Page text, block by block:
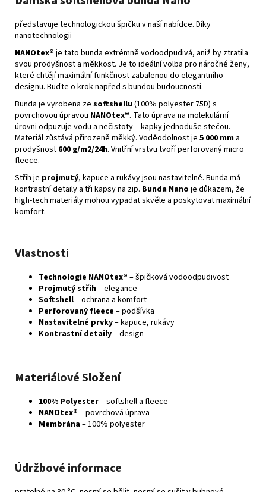
představuje technologickou špičku v naší nabídce. Díky
nanotechnologii
NANOtex® je tato bunda extrémně vodoodpudivá, aniž by ztratila
svou prodyšnost a měkkost. Je to ideální volba pro náročné ženy,
které chtějí maximální funkčnost zabalenou do elegantního
designu. Buďte o krok napřed s bundou budoucnosti.
Bunda je vyrobena ze softshellu(100% polyester 75D) s
povrchovou úpravou NANOtex®. Tato úprava na molekulární
úrovni odpuzuje vodu a nečistoty – kapky jednoduše stečou.
Materiál zůstává přirozeně měkký. Voděodolnost je 5 000 mm a
prodyšnost 600 g/m2/24h. Vnitřní vrstvu tvoří perforovaný micro
fleece.
Střih je projmutý, kapuce a rukávy jsou nastavitelné. Bunda má
kontrastní detaily a tři kapsy na zip. Bunda Nano je důkazem, že
high-tech materiály mohou vypadat skvěle a poskytovat maximální
komfort.
Vlastnosti
Technologie NANOtex® – špičková vodoodpudivost
Projmutý střih– elegance
Softshell– ochrana a komfort
Perforovaný fleece – podšívka
Nastavitelné prvky– kapuce, rukávy
Kontrastní detaily– design
Materiálové Složení
100% Polyester– softshell a fleece
NANOtex® – povrchová úprava
Membrána– 100% polyester
Údržbové informace